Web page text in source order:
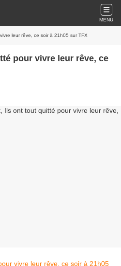
MENU
leur rêve, ce soir à 21h05 sur TFX
pour vivre leur rêve, ce